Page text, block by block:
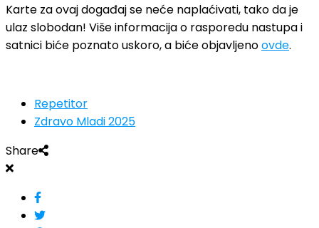
Karte za ovaj događaj se neće naplaćivati, tako da je
ulaz slobodan! Više informacija o rasporedu nastupa i
satnici biće poznato uskoro, a biće objavljenoovde.
Repetitor
Zdravo Mladi 2025
Share